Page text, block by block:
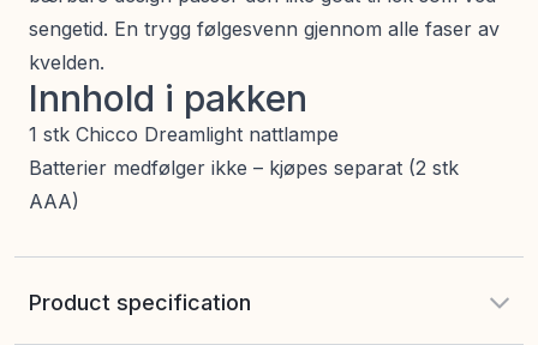
sengetid. En trygg følgesvenn gjennom alle faser av
kvelden.
Innhold i pakken
1 stk Chicco Dreamlight nattlampe
Batterier medfølger ikke – kjøpes separat (2 stk
AAA)
Product specification